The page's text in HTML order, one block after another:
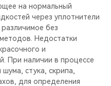
на нормальный
через уплотнители
без
Недостатки
и
При наличии в процессе
стука, скрипа,
для определения